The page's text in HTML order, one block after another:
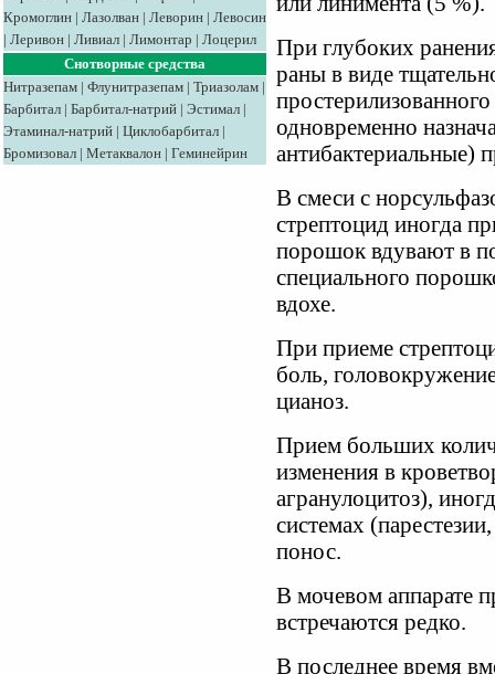
Кромоглин | Лазолван | Леворин | Левосин
| Леривон | Ливиал | Лимонтар | Лоцерил
Снотворные средства
Нитразепам | Флунитразепам | Триазолам |
Барбитал | Барбитал-натрий | Эстимал |
Этаминал-натрий | Циклобарбитал |
Бромизовал | Метаквалон | Геминейрин
При глубоких
раны в виде
одновременно
антибактериальные)
В смеси с
стрептоцид иногда
порошок вдувают в
специального
вдохе.
При приеме
боль,
цианоз.
Прием больших
изменения в
агранулоцитоз),
системах
понос.
В мочевом аппарате
встречаются редко.
В последнее время